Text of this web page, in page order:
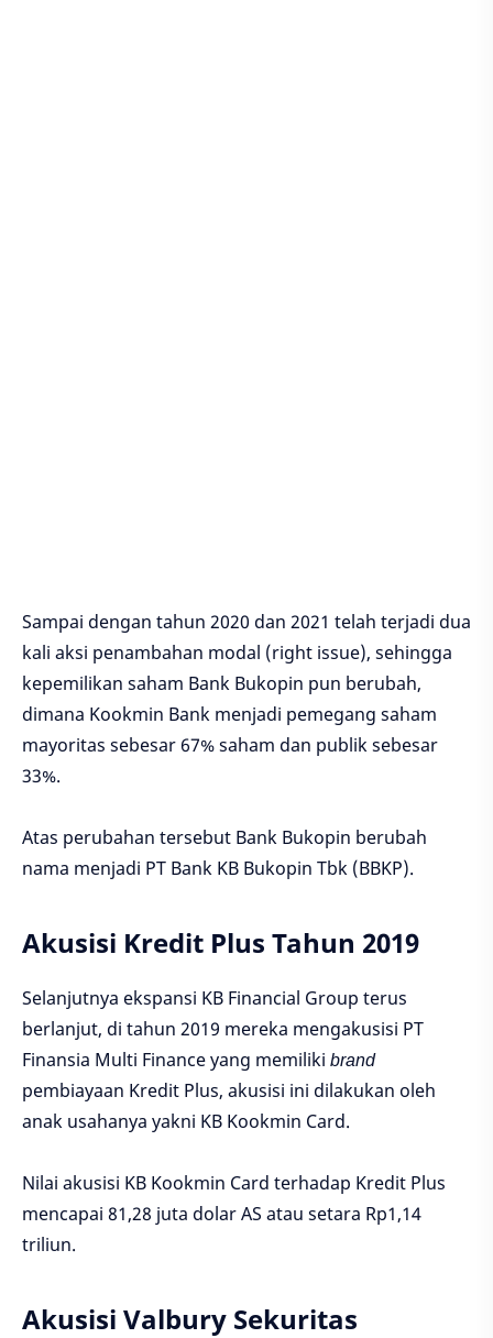
Sampai dengan tahun 2020 dan 2021 telah terjadi dua
kali aksi penambahan modal (right issue), sehingga
kepemilikan saham Bank Bukopin pun berubah,
dimana Kookmin Bank menjadi pemegang saham
mayoritas sebesar 67% saham dan publik sebesar
33%.
Atas perubahan tersebut Bank Bukopin berubah
nama menjadi PT Bank KB Bukopin Tbk (BBKP).
Akusisi Kredit Plus Tahun 2019
Selanjutnya ekspansi KB Financial Group terus
berlanjut, di tahun 2019 mereka mengakusisi PT
Finansia Multi Finance yang memiliki brand
pembiayaan Kredit Plus, akusisi ini dilakukan oleh
anak usahanya yakni KB Kookmin Card.
Nilai akusisi KB Kookmin Card terhadap Kredit Plus
mencapai 81,28 juta dolar AS atau setara Rp1,14
triliun.
Akusisi Valbury Sekuritas